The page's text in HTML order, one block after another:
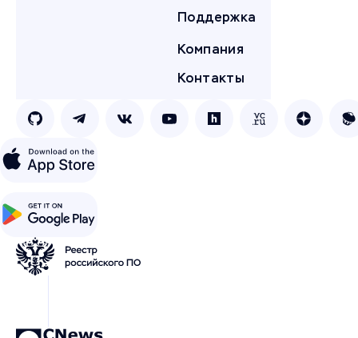
Поддержка
Компания
Контакты